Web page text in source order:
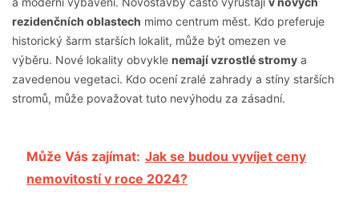
rezidenčních oblastech mimo centrum měst. Kdo preferuje
historický šarm starších lokalit, může být omezen ve
výběru. Nové lokality obvykle nemají vzrostlé stromy a
zavedenou vegetaci. Kdo ocení zralé zahrady a stíny starších
stromů, může považovat tuto nevýhodu za zásadní.
Může Vás zajímat: Jak se budou vyvíjet ceny
nemovitostí v roce 2024?